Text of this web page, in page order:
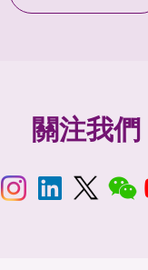
關注我們